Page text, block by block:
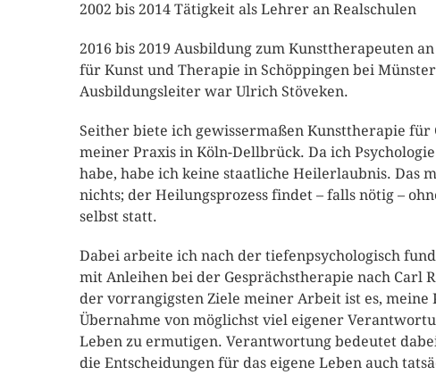
2002 bis 2014 Tätigkeit als Lehrer an Realschulen
2016 bis 2019 Ausbildung zum Kunsttherapeuten
für Kunst und Therapie in Schöppingen bei
Ausbildungsleiter war Ulrich Stöveken.
Seither biete ich gewissermaßen Kunsttherapie für
meiner Praxis in Köln-Dellbrück. Da ich
habe, habe ich keine staatliche Heilerlaubnis. Das
nichts; der Heilungsprozess findet – falls nötig –
selbst statt.
Dabei arbeite ich nach der tiefenpsychologisch
mit Anleihen bei der Gesprächstherapie nach Carl
der vorrangigsten Ziele meiner Arbeit ist es, meine
Übernahme von möglichst viel eigener
Leben zu ermutigen. Verantwortung bedeutet
die Entscheidungen für das eigene Leben auch